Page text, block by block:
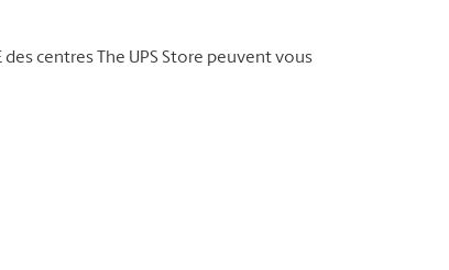
centres The UPS Store peuvent vous